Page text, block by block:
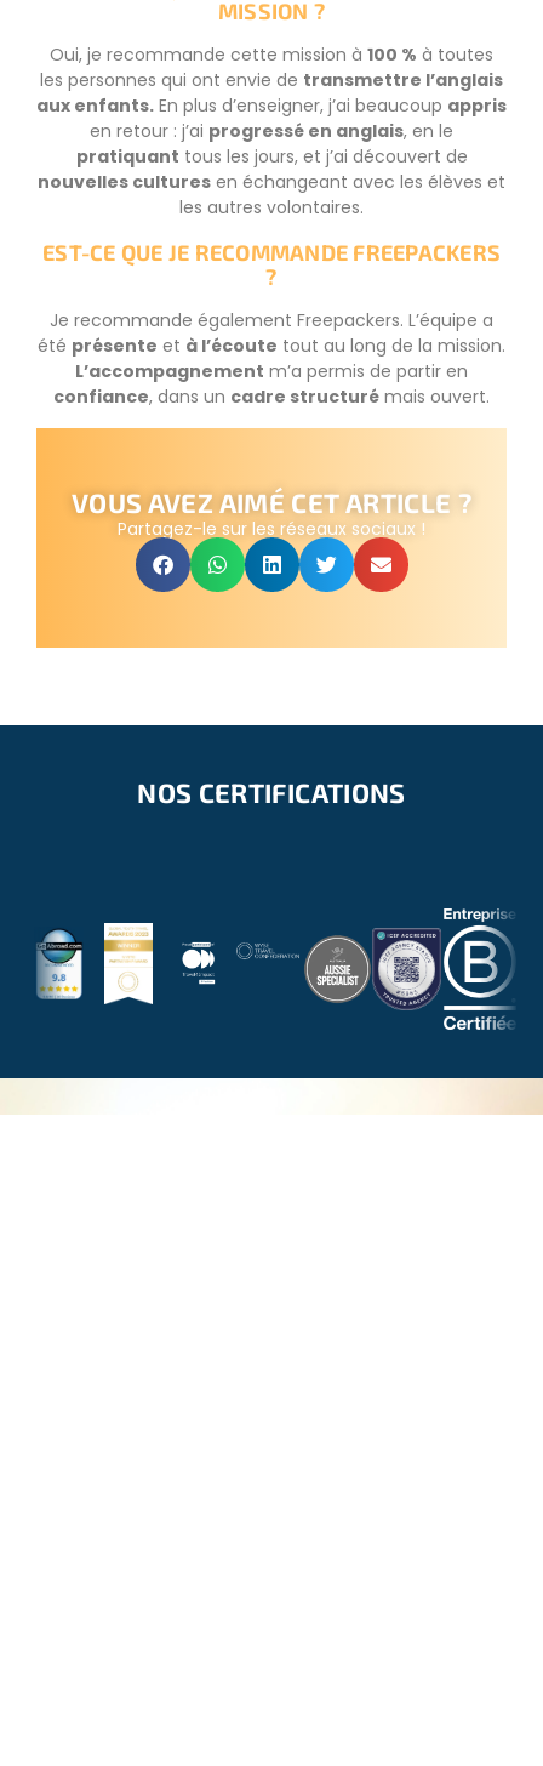
MISSION ?
Oui, je recommande cette mission à 100 % à toutes
les personnes qui ont envie de transmettre l’anglais
aux enfants. En plus d’enseigner, j’ai beaucoup appris
en retour : j’ai progressé en anglais, en le
pratiquant tous les jours, et j’ai découvert de
nouvelles cultures en échangeant avec les élèves et
les autres volontaires.
EST-CE QUE JE RECOMMANDE FREEPACKERS
?
Je recommande également Freepackers. L’équipe a
été présente et à l’écoute tout au long de la mission.
L’accompagnement m’a permis de partir en
confiance, dans un cadre structuré mais ouvert.
VOUS AVEZ AIMÉ CET ARTICLE ?
Partagez-le sur les réseaux sociaux !
NOS CERTIFICATIONS